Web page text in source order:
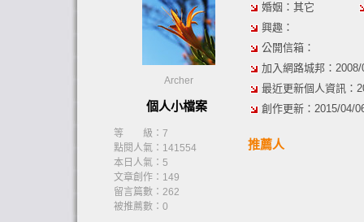
Archer
個人小檔案
等 級：7
點閱人氣：141554
本日人氣：5
文章創作：149
留言篇數：262
被推薦數： 0
婚姻：其它
興趣：
公開信箱：
加入網路城邦：
最近更新個人資訊：
創作更新：2015/04/
推薦人